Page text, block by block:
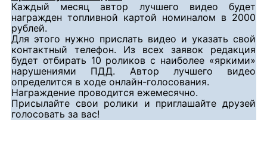
Каждый месяц автор лучшего видео будет
награжден топливной картой номиналом в 2000
рублей.
Для этого нужно прислать видео и указать свой
контактный телефон. Из всех заявок редакция
будет отбирать 10 роликов с наиболее «яркими»
нарушениями ПДД. Автор лучшего видео
определится в ходе онлайн-голосования.
Награждение проводится ежемесячно.
Присылайте свои ролики и приглашайте друзей
голосовать за вас!